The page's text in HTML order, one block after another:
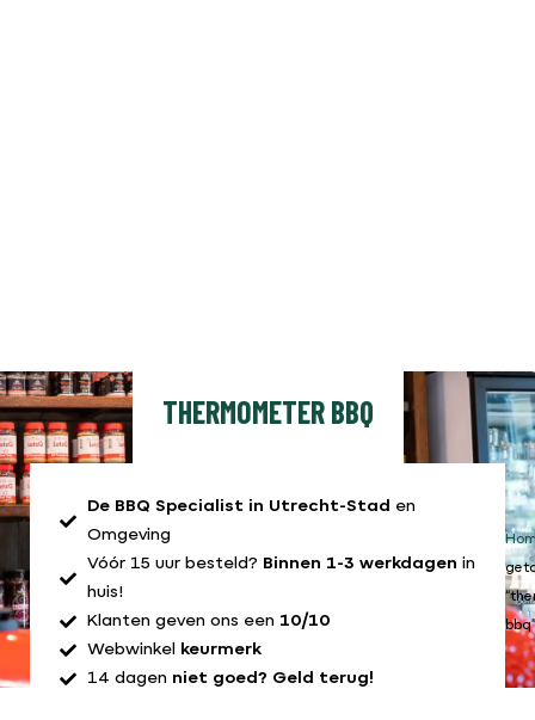
THERMOMETER BBQ
De BBQ Specialist in Utrecht-Stad en
Omgeving
Vóór 15 uur besteld? Binnen 1-3 werkdagen in
huis!
Klanten geven ons een 10/10
Webwinkel keurmerk
14 dagen niet goed? Geld terug!
bbq”